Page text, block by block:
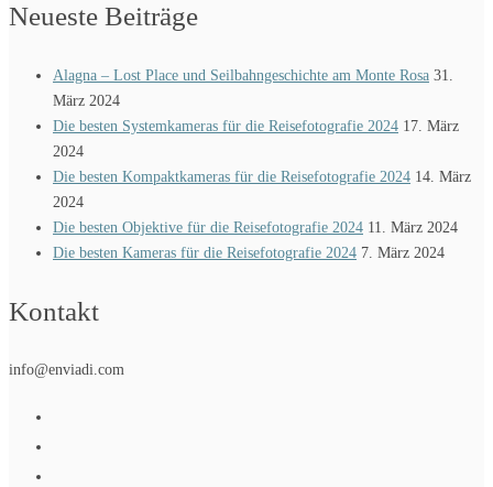
Neueste Beiträge
Alagna – Lost Place und Seilbahngeschichte am Monte Rosa 31.
März 2024
Die besten Systemkameras für die Reisefotografie 2024 17. März
2024
Die besten Kompaktkameras für die Reisefotografie 2024 14. März
2024
Die besten Objektive für die Reisefotografie 2024 11. März 2024
Die besten Kameras für die Reisefotografie 2024 7. März 2024
Kontakt
info@enviadi.com